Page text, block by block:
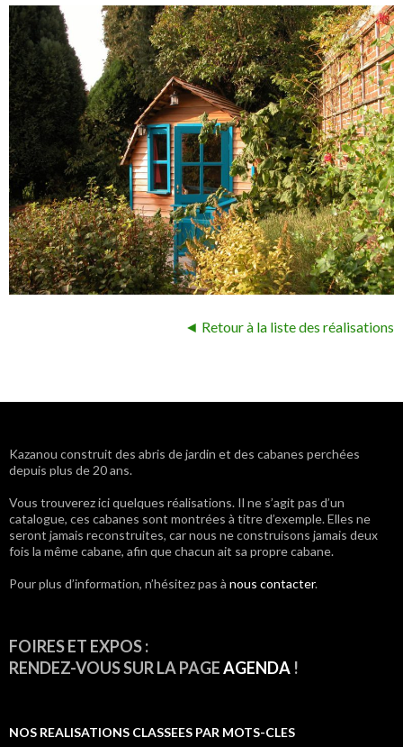
◄ Retour à la liste des réalisations
Navigation
des
articles
Kazanou construit des abris de jardin et des cabanes perchées
depuis plus de 20 ans.
Vous trouverez ici quelques réalisations. Il ne s’agit pas d’un
catalogue, ces cabanes sont montrées à titre d’exemple. Elles ne
seront jamais reconstruites, car nous ne construisons jamais deux
fois la même cabane, afin que chacun ait sa propre cabane.
Pour plus d’information, n’hésitez pas à nous contacter.
FOIRES ET EXPOS :
RENDEZ-VOUS SUR LA PAGEAGENDA !
NOS REALISATIONS CLASSEES PAR MOTS-CLES